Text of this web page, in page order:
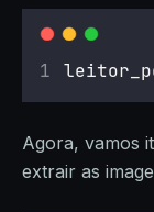
Agora, vamos
extrair as